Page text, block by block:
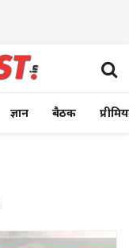
ज्ञान बैठक